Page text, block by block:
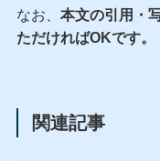
なお、 本文の引用・
ただければOKです。
関連記事